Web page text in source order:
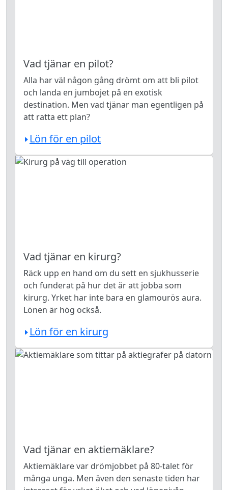
Vad tjänar en pilot?
Alla har väl någon gång drömt om att bli pilot
och landa en jumbojet på en exotisk
destination. Men vad tjänar man egentligen på
att ratta ett plan?
Lön för en pilot
Vad tjänar en kirurg?
Räck upp en hand om du sett en sjukhusserie
och funderat på hur det är att jobba som
kirurg. Yrket har inte bara en glamourös aura.
Lönen är hög också.
Lön för en kirurg
Vad tjänar en aktiemäklare?
Aktiemäklare var drömjobbet på 80-talet för
många unga. Men även den senaste tiden har